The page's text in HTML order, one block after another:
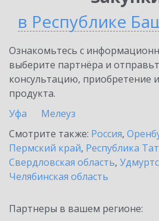
в Республике
Ознакомьтесь с
выберите партнёра и
консультацию, приобретение
продукта.
Уфа
Мелеуз
Смотрите также: Россия,
Пермский край, Республика
Свердловская область,
Челябинская область
Партнеры в вашем регионе: